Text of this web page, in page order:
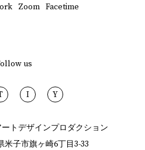
Zoom Facetime
us
I Y
トデザインプロダクション
米子市旗ヶ崎6丁目3-33